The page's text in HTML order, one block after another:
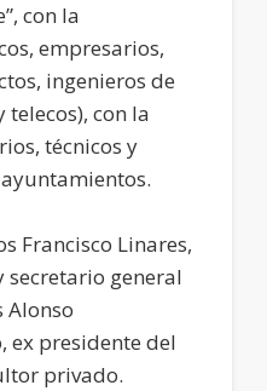
con la
empresarios,
ingenieros de
con la
técnicos y
Francisco Linares,
secretario general
Alonso
ex presidente del
privado.